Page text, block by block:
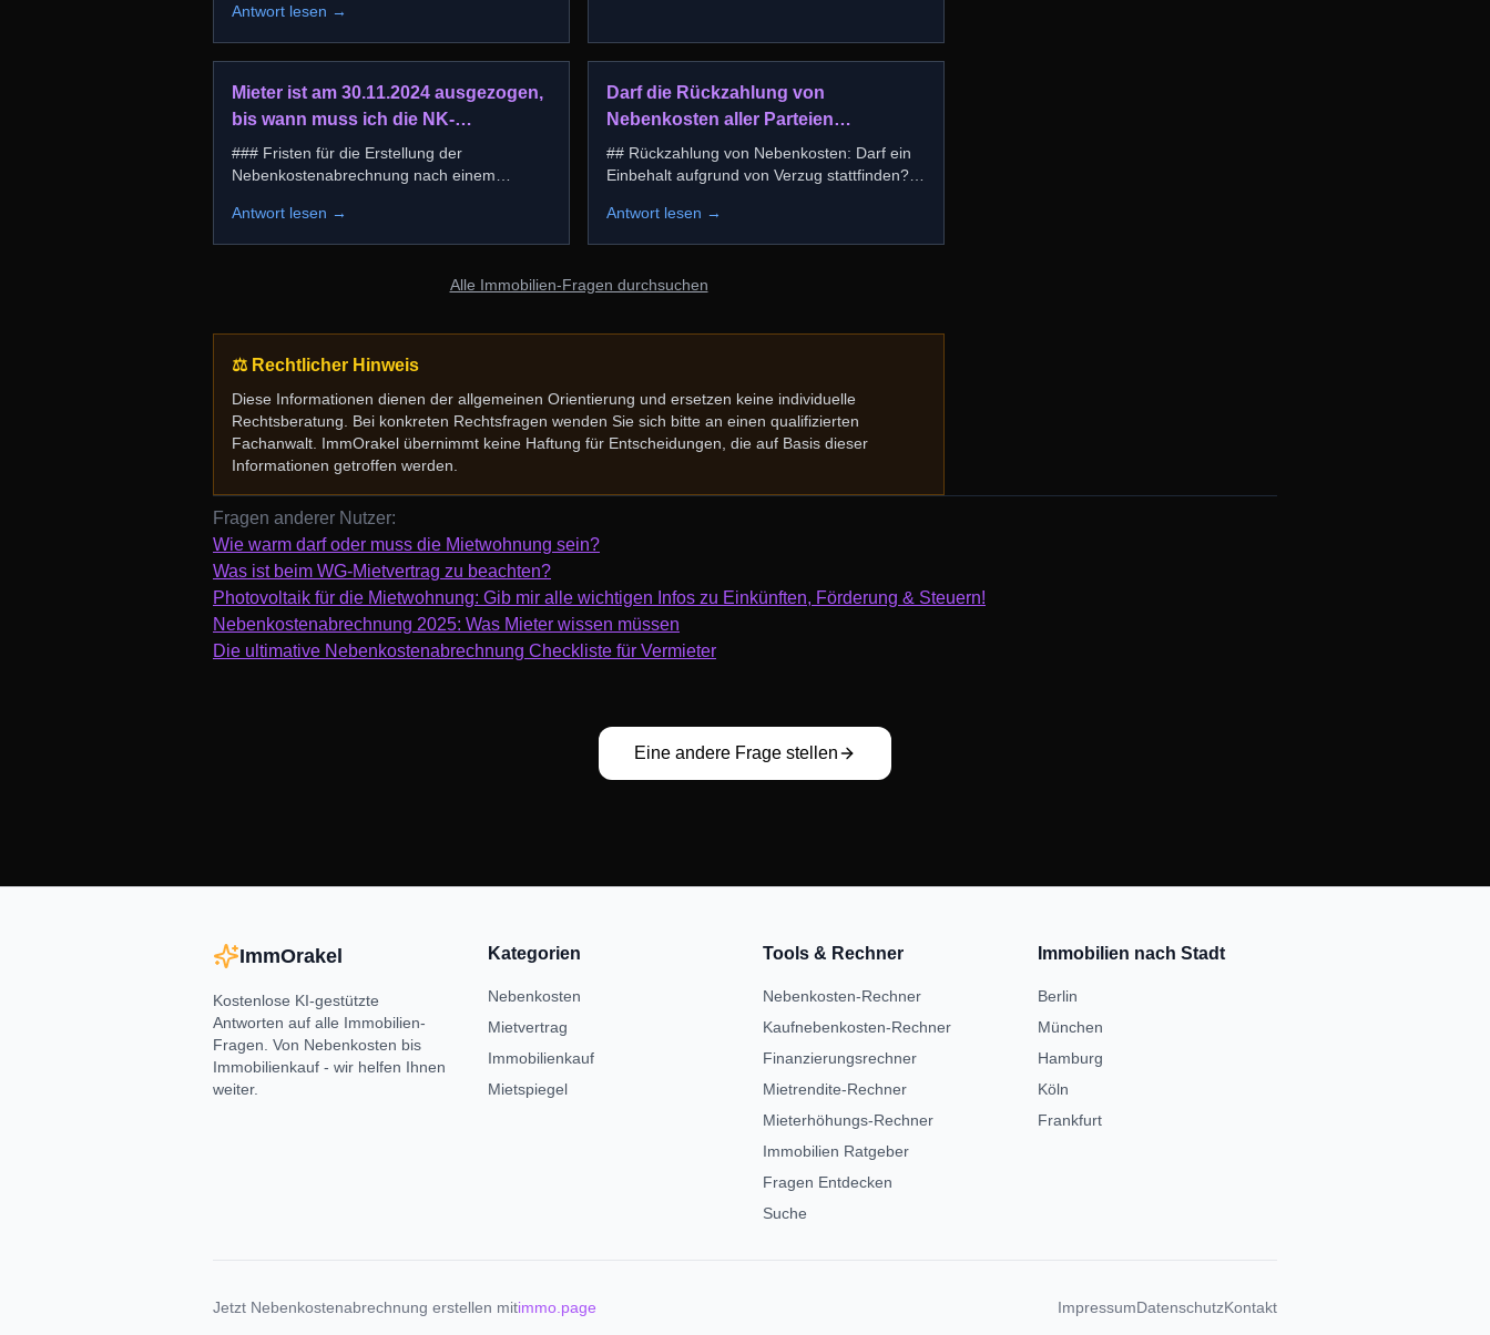
Antwort lesen →
Mieter ist am 30.11.2024 ausgezogen,
bis wann muss ich die NK-
Abrechnung erstellen?
### Fristen für die Erstellung der
Nebenkostenabrechnung nach einem
Antwort lesen →
Darf die Rückzahlung von
Nebenkosten aller Parteien
einbehalten werden weil eine Partei in
verzug ist?
## Rückzahlung von Nebenkosten: Darf ein
Einbehalt aufgrund von Verzug stattfinden?
Antwort lesen →
Alle Immobilien-Fragen durchsuchen
⚖️ Rechtlicher Hinweis
Diese Informationen dienen der allgemeinen Orientierung und ersetzen keine individuelle
Rechtsberatung. Bei konkreten Rechtsfragen wenden Sie sich bitte an einen qualifizierten
Fachanwalt. ImmOrakel übernimmt keine Haftung für Entscheidungen, die auf Basis dieser
Informationen getroffen werden.
Fragen anderer Nutzer:
Wie warm darf oder muss die Mietwohnung sein?
Was ist beim WG-Mietvertrag zu beachten?
Photovoltaik für die Mietwohnung: Gib mir alle wichtigen Infos zu Einkünften, Förderung & Steuern!
Nebenkostenabrechnung 2025: Was Mieter wissen müssen
Die ultimative Nebenkostenabrechnung Checkliste für Vermieter
Eine andere Frage stellen
ImmOrakel
Kostenlose KI-gestützte
Antworten auf alle Immobilien-
Fragen. Von Nebenkosten bis
Immobilienkauf - wir helfen Ihnen
weiter.
Kategorien
Nebenkosten
Mietvertrag
Immobilienkauf
Mietspiegel
Tools & Rechner
Nebenkosten-Rechner
Kaufnebenkosten-Rechner
Finanzierungsrechner
Mietrendite-Rechner
Mieterhöhungs-Rechner
Immobilien Ratgeber
Fragen Entdecken
Suche
Immobilien nach Stadt
Berlin
München
Hamburg
Köln
Frankfurt
Jetzt Nebenkostenabrechnung erstellen mitimmo.page ImpressumDatenschutzKontakt